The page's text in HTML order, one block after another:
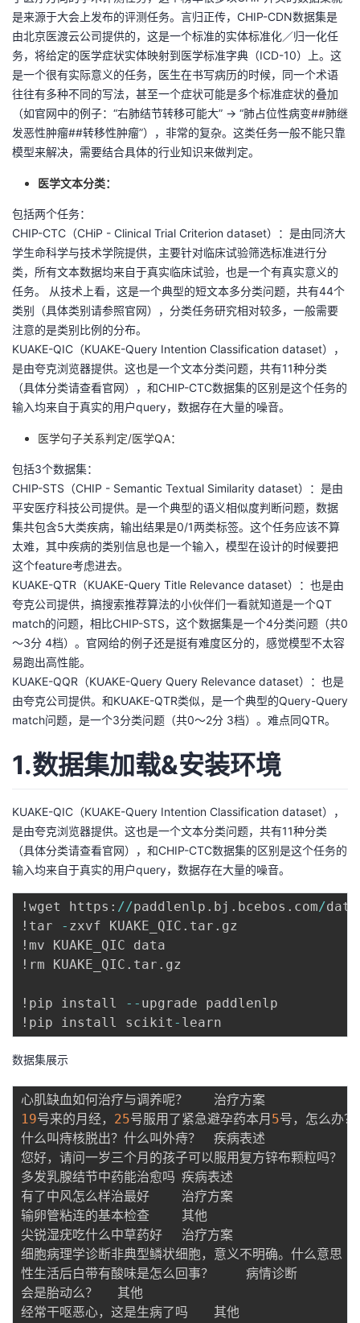
是来源于大会上发布的评测任务。言归正传，CHIP-CDN数据集是
由北京医渡云公司提供的，这是一个标准的实体标准化／归一化任
务，将给定的医学症状实体映射到医学标准字典（ICD-10）上。这
是一个很有实际意义的任务，医生在书写病历的时候，同一个术语
往往有多种不同的写法，甚至一个症状可能是多个标准症状的叠加
（如官网中的例子：“右肺结节转移可能大” -> “肺占位性病变##肺继
发恶性肿瘤##转移性肿瘤”），非常的复杂。这类任务一般不能只靠
模型来解决，需要结合具体的行业知识来做判定。
医学文本分类：
包括两个任务：
CHIP-CTC（CHiP - Clinical Trial Criterion dataset）：是由同济大
学生命科学与技术学院提供，主要针对临床试验筛选标准进行分
类，所有文本数据均来自于真实临床试验，也是一个有真实意义的
任务。 从技术上看，这是一个典型的短文本多分类问题，共有44个
类别（具体类别请参照官网），分类任务研究相对较多，一般需要
注意的是类别比例的分布。
KUAKE-QIC（KUAKE-Query Intention Classification dataset），
是由夸克浏览器提供。这也是一个文本分类问题，共有11种分类
（具体分类请查看官网），和CHIP-CTC数据集的区别是这个任务的
输入均来自于真实的用户query，数据存在大量的噪音。
医学句子关系判定/医学QA：
包括3个数据集：
CHIP-STS（CHIP - Semantic Textual Similarity dataset）：是由
平安医疗科技公司提供。是一个典型的语义相似度判断问题，数据
集共包含5大类疾病，输出结果是0/1两类标签。这个任务应该不算
太难，其中疾病的类别信息也是一个输入，模型在设计的时候要把
这个feature考虑进去。
KUAKE-QTR（KUAKE-Query Title Relevance dataset）：也是由
夸克公司提供，搞搜索推荐算法的小伙伴们一看就知道是一个QT
match的问题，相比CHIP-STS，这个数据集是一个4分类问题（共0
～3分 4档）。官网给的例子还是挺有难度区分的，感觉模型不太容
易跑出高性能。
KUAKE-QQR（KUAKE-Query Query Relevance dataset）：也是
由夸克公司提供。和KUAKE-QTR类似，是一个典型的Query-Query
match问题，是一个3分类问题（共0～2分 3档）。难点同QTR。
1.数据集加载&安装环境
KUAKE-QIC（KUAKE-Query Intention Classification dataset），
是由夸克浏览器提供。这也是一个文本分类问题，共有11种分类
（具体分类请查看官网），和CHIP-CTC数据集的区别是这个任务的
输入均来自于真实的用户query，数据存在大量的噪音。
!wget https : //paddlenlp . bj . bcebos . com/
!tar
- zxvf KUAKE_QIC . tar . gz
!mv KUAKE_QIC data
!rm KUAKE_QIC . tar . gz
!pip install - - upgrade paddlenlp
!pip install scikit -
数据集展示
19号来的月经， 25号服用了紧急避孕药本月 5号，怎么办？	治疗方案
什么叫痔核脱出？什么叫外痔？	疾病表述
您好，请问一岁三个月的孩子可以服用复方锌布颗粒吗？	其他
多发乳腺结节中药能治愈吗	疾病表述
有了中风怎么样治最好	治疗方案
输卵管粘连的基本检查	其他
尖锐湿疣吃什么中草药好	治疗方案
细胞病理学诊断非典型鳞状细胞，意义不明确。什么意思	指标解读
性生活后白带有酸味是怎么回事？	病情诊断
会是胎动么？	其他